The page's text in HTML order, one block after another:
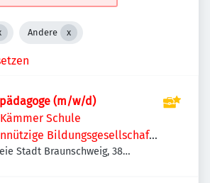
Andere
(m/w/d)
Schule
Bildungsgesellschaft
Stadt Braunschweig, 38